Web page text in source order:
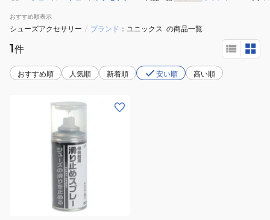
おすすめ順表示
シューズアクセサリー / ブランド ユニックス の商品一覧
1件
おすすめ順 人気順 新着順 安い順 高い順